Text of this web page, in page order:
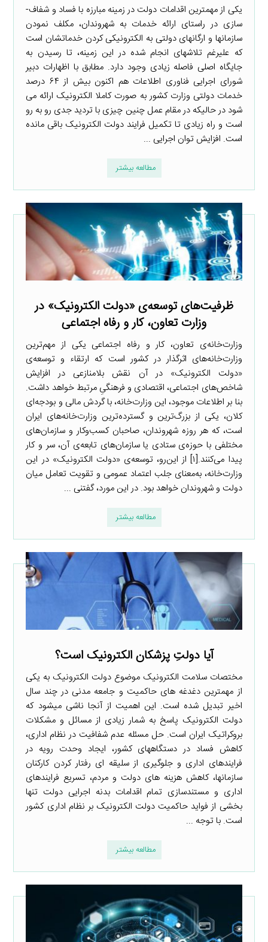
یکی از مهمترین اقدامات دولت در زمینه مبارزه با فساد و شفاف­
سازی در راستای ارائه خدمات به شهروندان، مکلف نمودن
سازمانها و ارگانهای دولتی به الکترونیکی کردن خدماتشان است
که علیرغم تلاشهای انجام شده در این زمینه، تا رسیدن به
جایگاه اصلی فاصله زیادی وجود دارد. مطابق با اظهارات دبیر
شورای اجرایی فناوری اطلاعات هم اکنون بیش از ۶۴ درصد
خدمات دولتی وزارت کشور به صورت کاملا الکترونیک ارائه می
شود در حالیکه در مقام عمل چنین چیزی با تردید جدی رو به رو
است و راه زیادی تا تکمیل فرایند دولت الکترونیک باقی مانده
است. افزایش توان اجرایی ...
مطالعه بیشتر
ظرفیت‌­های توسعه‌ی «دولت الکترونیک» در
وزارت‌ تعاون، کار و رفاه اجتماعی
وزارت‌خانه‌ی تعاون، کار و رفاه اجتماعی یکی از مهم‌ترین
وزارت‌خانه‌های اثرگذار در کشور است که ارتقاء و توسعه‌ی
«دولت الکترونیک» در آن نقش بلامنازعی در افزایش
شاخص‌های اجتماعی، اقتصادی و فرهنگیِ مرتبط خواهد داشت.
بنا بر اطلاعات موجود، این وزارت‌خانه، با گردش مالی و بودجه‌ای
کلان، یکی از بزرگ‌ترین و گسترده‌ترین وزارت‌خانه‌های ایران
است، که هر روزه شهروندان، صاحبان کسب‌وکار و سازمان‌های
مختلفی با حوزه‌ی ستادی یا سازمان‌های تابعه‌ی آن، سر و کار
پیدا می‌کنند.[۱] از این‌رو، توسعه‌ی «دولت الکترونیک» در این
وزارت‌خانه، به‌معنای جلب اعتماد عمومی و تقویت تعامل میان
دولت و شهروندان خواهد بود. در این مورد، گفتنی ...
مطالعه بیشتر
آیا دولتِ پزشکان الکترونیک است؟
مختصات سلامت الکترونیک موضوع دولت الکترونیک به یکی
از مهم­ترین دغدغه ­های حاکمیت و جامعه مدنی در چند سال
اخیر تبدیل شده است. این اهمیت از آنجا ناشی می­شود که
دولت الکترونیک پاسخ به شمار زیادی از مسائل و مشکلات
بروکراتیک ایران است. حل مسئله عدم شفافیت در نظام اداری،
کاهش فساد در دستگاه­های کشور، ایجاد وحدت رویه در
فرایندهای اداری و جلوگیری از سلیقه ­ای رفتار کردن کارکنان
سازمان­ها، کاهش هزینه­ های دولت و مردم، تسریع فرایندهای
اداری و مستندسازی تمام اقدامات بدنه اجرایی دولت تنها
بخشی از فواید حاکمیت دولت الکترونیک بر نظام اداری کشور
است. با توجه ...
مطالعه بیشتر